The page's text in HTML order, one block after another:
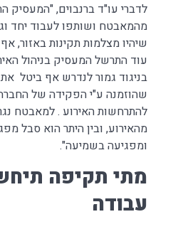
לדברי עו"ד ברנבוים,
מהמאבטח ושותפו לעבוד יחד
שיהיו מצלמות תקינות באזור,
עוד התרשל המעסיק בניהול
בניגוד גמור לנדרש אף ביטל
שהוזמנה ע"י הפקידה של
להתרחשות האירוע . למאבטח
מהאירוע, ובין היתר הוא סבל
ומפגיעה בשמיעה".
מתי תקיפה
עבודה